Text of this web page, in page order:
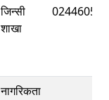
जिन्सी
शाखा
02446055
नागरिकता